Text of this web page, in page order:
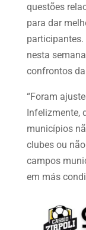
questões
para dar
participantes.
nesta
confrontos
“Foram
Infelizmente,
municípios
clubes ou
campos
em más